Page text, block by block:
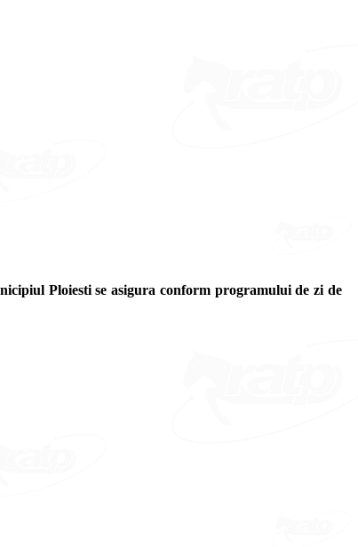
Ploiesti se asigura conform programului de zi de